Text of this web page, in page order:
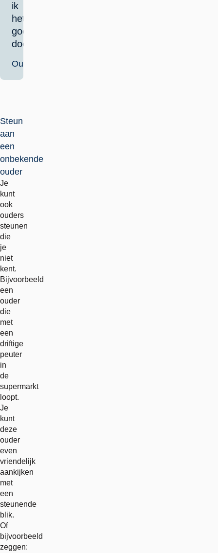
ik
het
goed
doe.
Ouder
Steun
aan
een
onbekende
ouder
Je
kunt
ook
ouders
steunen
die
je
niet
kent.
Bijvoorbeeld
een
ouder
die
met
een
driftige
peuter
in
de
supermarkt
loopt.
Je
kunt
deze
ouder
even
vriendelijk
aankijken
met
een
steunende
blik.
Of
bijvoorbeeld
zeggen: